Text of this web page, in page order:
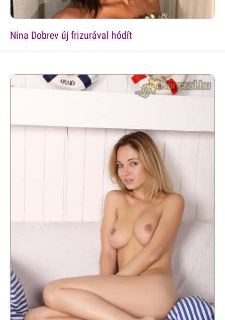
Nina Dobrev új frizurával hódít